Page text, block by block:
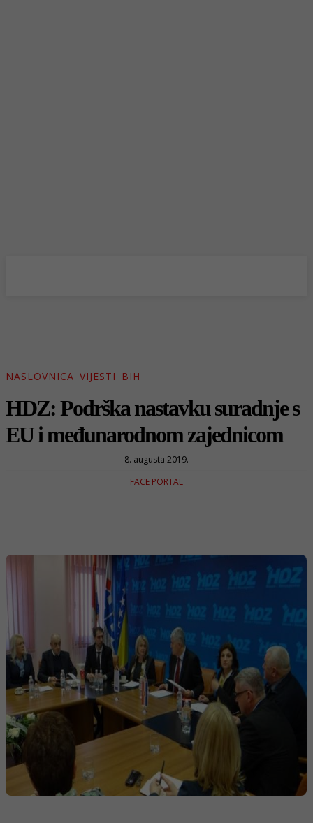
NASLOVNICA VIJESTI BIH
HDZ: Podrška nastavku suradnje s
EU i međunarodnom zajednicom
8. augusta 2019.
FACE PORTAL